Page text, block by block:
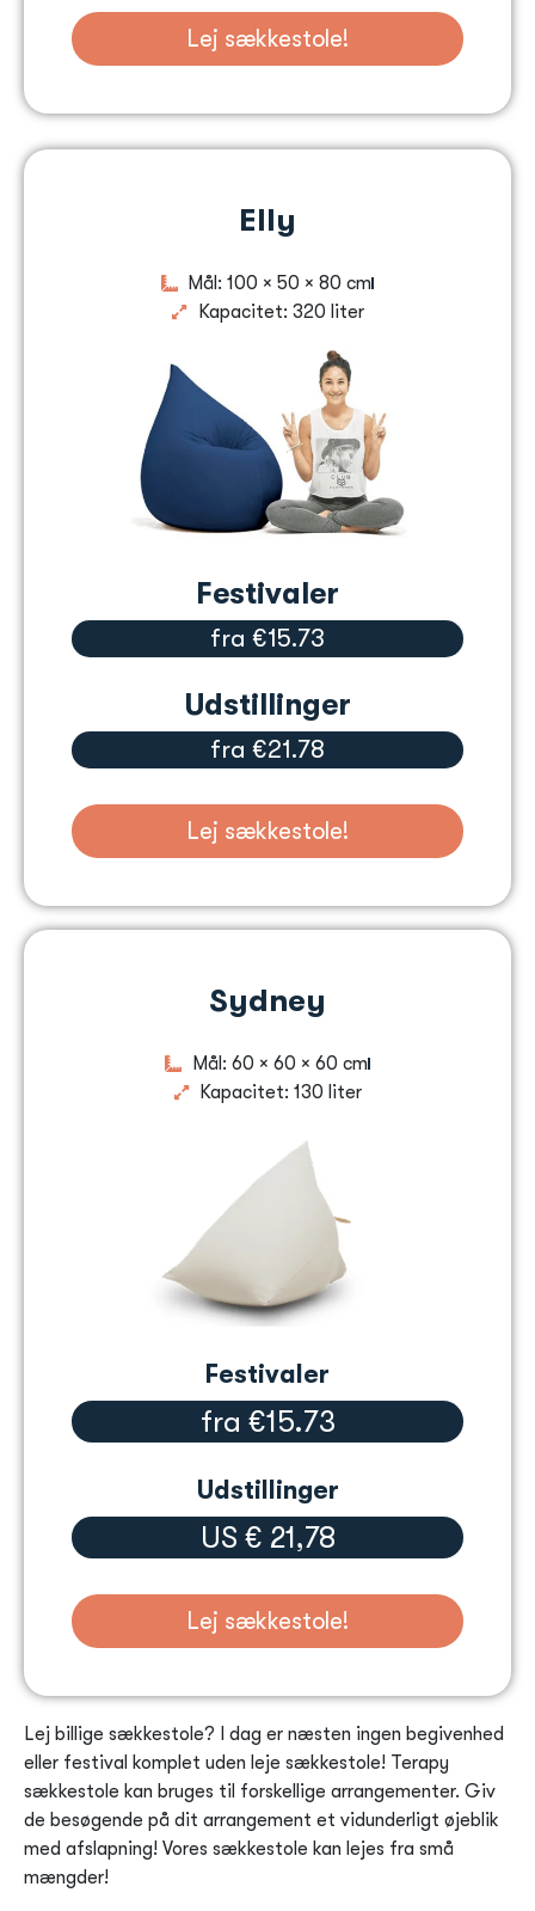
Lej sækkestole!
Elly
Mål: 100 × 50 × 80 cm
Kapacitet: 320 liter
Festivaler
fra €15.73
Udstillinger
fra €21.78
Lej sækkestole!
Sydney
Mål: 60 × 60 × 60 cm
Kapacitet: 130 liter
Festivaler
fra €15.73
Udstillinger
US € 21,78
Lej sækkestole!
Lej billige sækkestole? I dag er næsten ingen begivenhed
eller festival komplet uden leje sækkestole! Terapy
sækkestole kan bruges til forskellige arrangementer. Giv
de besøgende på dit arrangement et vidunderligt øjeblik
med afslapning! Vores sækkestole kan lejes fra små
mængder!